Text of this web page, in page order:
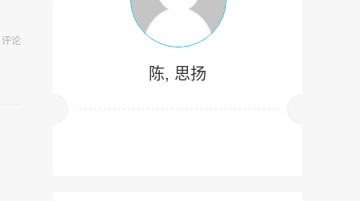
陈, 思扬
评论